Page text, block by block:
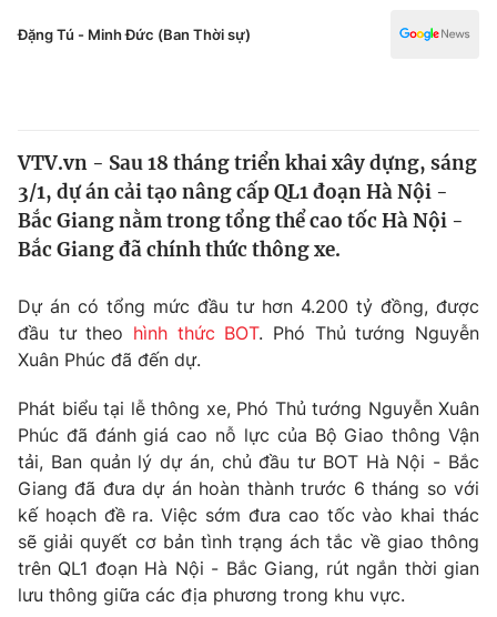
Xã hội
Y tế
Thế giới
Thế giới đó đây
Kinh tế
Tài chính
Thị trường
Góc doanh nghiệp
Dữ liệu và đời sống
Truyền hình
Phim VTV
Hậu trường
Nhân vật
Giải trí
Điện ảnh
Âm nhạc
Đời sống
Văn hóa - Giải trí
Giáo dục
Đặng Tú - Minh Đức (Ban Thời sự)
VTV.vn - Sau 18 tháng triển khai xây dựng, sáng
3/1, dự án cải tạo nâng cấp QL1 đoạn Hà Nội -
Bắc Giang nằm trong tổng thể cao tốc Hà Nội -
Bắc Giang đã chính thức thông xe.
Dự án có tổng mức đầu tư hơn 4.200 tỷ đồng, được
đầu tư theo hình thức BOT. Phó Thủ tướng Nguyễn
Xuân Phúc đã đến dự.
Phát biểu tại lễ thông xe, Phó Thủ tướng Nguyễn Xuân
Phúc đã đánh giá cao nỗ lực của Bộ Giao thông Vận
tải, Ban quản lý dự án, chủ đầu tư BOT Hà Nội - Bắc
Giang đã đưa dự án hoàn thành trước 6 tháng so với
kế hoạch đề ra. Việc sớm đưa cao tốc vào khai thác
sẽ giải quyết cơ bản tình trạng ách tắc về giao thông
trên QL1 đoạn Hà Nội - Bắc Giang, rút ngắn thời gian
lưu thông giữa các địa phương trong khu vực.